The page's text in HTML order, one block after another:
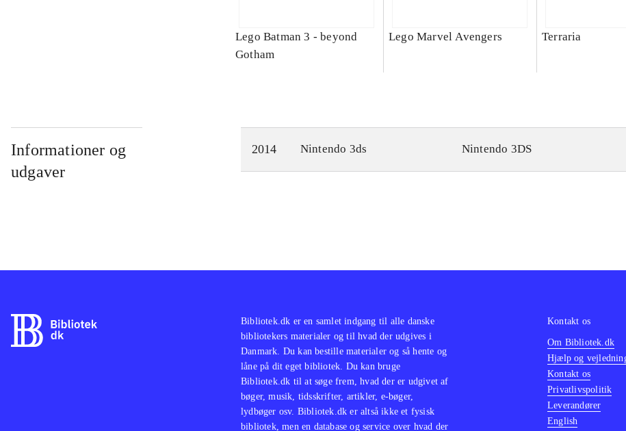
Lego Batman 3 - beyond
Gotham
Lego Marvel Avengers Terraria
Informationer og
udgaver
2014 Nintendo 3ds Nintendo 3DS
Bibliotek.dk er en samlet indgang til alle danske
bibliotekers materialer og til hvad der udgives i
Danmark. Du kan bestille materialer og så hente og
låne på dit eget bibliotek. Du kan bruge
Bibliotek.dk til at søge frem, hvad der er udgivet af
bøger, musik, tidsskrifter, artikler, e-bøger,
lydbøger osv. Bibliotek.dk er altså ikke et fysisk
bibliotek, men en database og service over hvad der
Kontakt os
Om Bibliotek.dk
Hjælp og
Kontakt os
Privatlivspolitik
Leverandører
English